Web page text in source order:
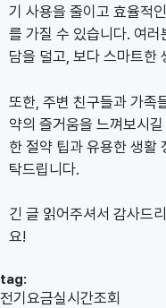
기 사용을 줄이고 효율적
를 가질 수 있습니다. 여
담을 덜고, 보다 스마트한
또한, 주변 친구들과 가족
약의 즐거움을 느껴보시
한 절약 팁과 유용한 생활
탁드립니다.
긴 글 읽어주셔서 감사드
요!
tag:
전기요금실시간조회